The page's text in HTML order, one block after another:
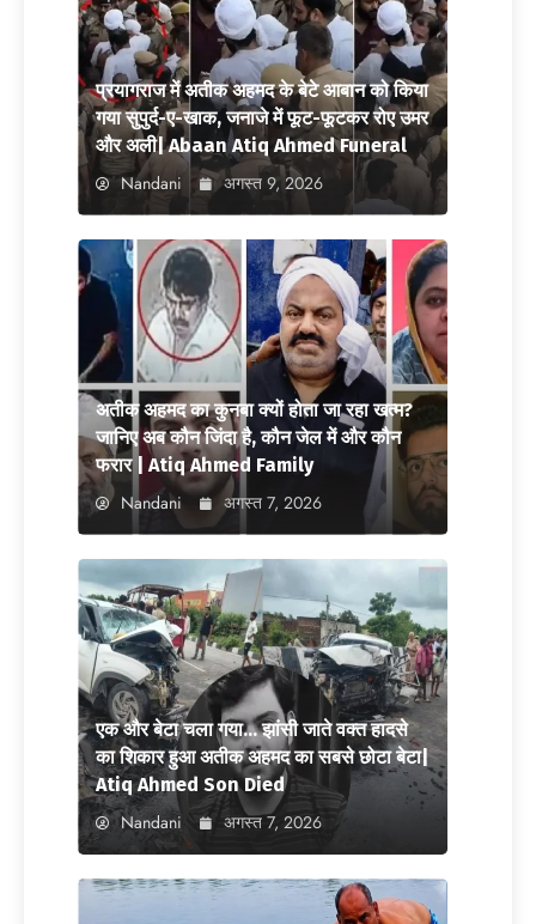
प्रयागराज में अतीक अहमद के बेटे आबान को किया
गया सुपुर्द-ए-खाक, जनाजे में फूट-फूटकर रोए उमर
और अली| Abaan Atiq Ahmed Funeral
Nandani अगस्त 9, 2026
अतीक अहमद का कुनबा क्यों होता जा रहा खत्म?
जानिए अब कौन जिंदा है, कौन जेल में और कौन
फरार | Atiq Ahmed Family
Nandani अगस्त 7, 2026
एक और बेटा चला गया… झांसी जाते वक्त हादसे
का शिकार हुआ अतीक अहमद का सबसे छोटा बेटा|
Atiq Ahmed Son Died
Nandani अगस्त 7, 2026